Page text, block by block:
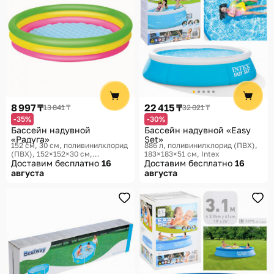
8 997 ₸13 841 ₸
-35%
Бассейн надувной
«Радуга»
152 см, 30 см, поливинилхлорид
(ПВХ), 152×152×30 см,
152×152×30 см Bestway
Доставим бесплатно 16
августа
22 415 ₸32 021 ₸
-30%
Бассейн надувной «Easy
Set»
886 л, поливинилхлорид (ПВХ),
183×183×51 см Intex
Доставим бесплатно 16
августа